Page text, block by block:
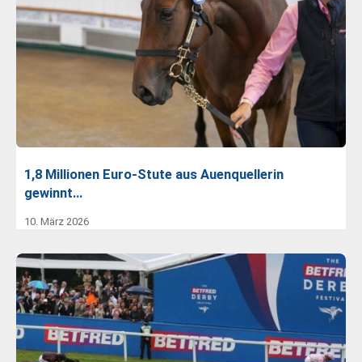
1,8 Millionen Euro-Stute aus Auenquellerin
gewinnt…
10. März 2026